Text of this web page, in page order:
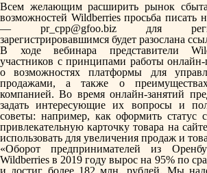
Всем желающим расширить рынок
возможностей Wildberries просьба писать
— pr_cpp@gfoo.biz для
зарегистрировавшимся будет разослана
В ходе вебинара представители
участников с принципами работы
о возможностях платформы для
продажами, а также о
компанией. Во время онлайн-занятий
задать интересующие их вопросы и
советы: например, как оформить статус
привлекательную карточку товара на
использовать для увеличения продаж и
«Оборот предпринимателей из
Wildberries в 2019 году вырос на 95% по
и достиг более 182 млн. рублей. Мы